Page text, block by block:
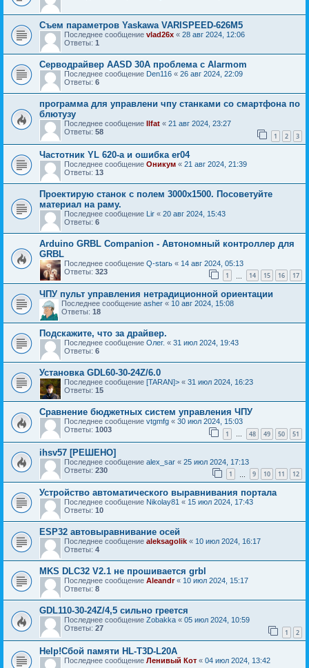
Съем параметров Yaskawa VARISPEED-626M5
Последнее сообщение vlad26x « 28 авг 2024, 12:06
Ответы: 1
Серводрайвер AASD 30A проблема с Alarmom
Последнее сообщение Den116 « 26 авг 2024, 22:09
Ответы: 6
программа для управлени чпу станками со смартфона по
блютузу
Последнее сообщение Ilfat « 21 авг 2024, 23:27
Ответы: 58 1 2 3
Частотник YL 620-a и ошибка er04
Последнее сообщение Оникум « 21 авг 2024, 21:39
Ответы: 13
Проектирую станок с полем 3000x1500. Посоветуйте
материал на раму.
Последнее сообщение Lir « 20 авг 2024, 15:43
Ответы: 6
Arduino GRBL Companion - Автономный контроллер для
GRBL
Последнее сообщение Q-starь « 14 авг 2024, 05:13
Ответы: 323 1 14 15 16 17
ЧПУ пульт управления нетрадиционной ориентации
Последнее сообщение asher « 10 авг 2024, 15:08
Ответы: 18
Подскажите, что за драйвер.
Последнее сообщение Олег. « 31 июл 2024, 19:43
Ответы: 6
Установка GDL60-30-24Z/6.0
Последнее сообщение [TARAN]> « 31 июл 2024, 16:23
Ответы: 15
Сравнение бюджетных систем управления ЧПУ
Последнее сообщение vtgmfg « 30 июл 2024, 15:03
Ответы: 1003 1 … 48 49 50 51
ihsv57 [РЕШЕНО]
Последнее сообщение alex_sar « 25 июл 2024, 17:13
Ответы: 230 1 9 10 11 12
Устройство автоматического выравнивания портала
Последнее сообщение Nikolay81 « 15 июл 2024, 17:43
Ответы: 10
ESP32 автовыравнивание осей
Последнее сообщение aleksagolik « 10 июл 2024, 16:17
Ответы: 4
MKS DLC32 V2.1 не прошивается grbl
Последнее сообщение Aleandr« 10 июл 2024, 15:17
Ответы: 8
GDL110-30-24Z/4,5 сильно греется
Последнее сообщение Zobakka « 05 июл 2024, 10:59
Ответы: 27 1 2
Help!Сбой памяти HL-T3D-L20A
Последнее сообщение Ленивый Кот « 04 июл 2024, 13:42